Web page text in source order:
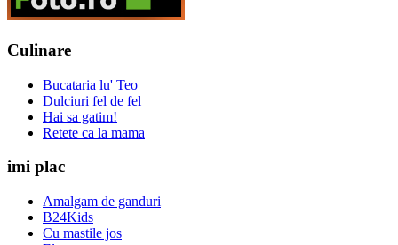
Culinare
Bucataria lu' Teo
Dulciuri fel de fel
Hai sa gatim!
Retete ca la mama
imi plac
Amalgam de ganduri
B24Kids
Cu mastile jos